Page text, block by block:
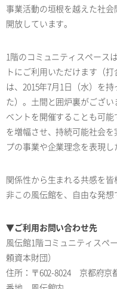
事業活動の垣根を越えた社
開放しています。
1階のコミュニティスペース
トにご利用いただけます（
は、2015年7月1日（水）を
た）。土間と囲炉裏がござ
ベントを開催することも可
を増幅させ、持続可能社会
プの事業や企業理念を表現し
関係性から生まれる共感を
非この風伝館を、自由な発想
▼ご利用お問い合わせ先
風伝館1階コミュニティスペ
頼資本財団）
住所：〒602-8024 京都府京